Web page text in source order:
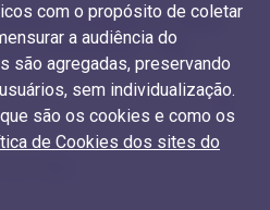
concedidos no Brasil,
conhecimento, 1996-
com o propósito de coletar
a audiência do
são agregadas, preservando
sem individualização.
são os cookies e como os
de Cookies dos sites do